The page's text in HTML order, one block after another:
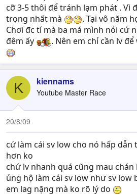
cỡ 3-5 thôi để tránh lạm phát . Vì
trọng nhất mà
. Tại vô năm
Chơi đc tí mà ba má mình nói cứ
đêm ấy
. Nên em chỉ cần lv
K kiennams
Youtube Master Race
20/8/09
cứ làm cái sv low cho nó hấp dẫn
hơn ko
chứ lv nhanh quá cũng mau chán
ủng hộ làm cái sv low như sv low
em lag nặng mà ko rõ lý do